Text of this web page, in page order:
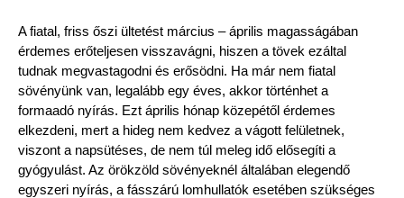
A fiatal, friss őszi ültetést március – április magasságában
érdemes erőteljesen visszavágni, hiszen a tövek ezáltal
tudnak megvastagodni és erősödni. Ha már nem fiatal
sövényünk van, legalább egy éves, akkor történhet a
formaadó nyírás. Ezt április hónap közepétől érdemes
elkezdeni, mert a hideg nem kedvez a vágott felületnek,
viszont a napsütéses, de nem túl meleg idő elősegíti a
gyógyulást. Az örökzöld sövényeknél általában elegendő
egyszeri nyírás, a fásszárú lomhullatók esetében szükséges